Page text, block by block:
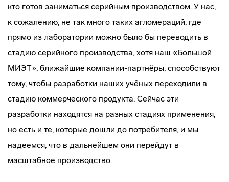
кто готов заниматься серийным производством. У нас,
к сожалению, не так много таких агломераций, где
прямо из лаборатории можно было бы переводить в
стадию серийного производства, хотя наш «Большой
МИЭТ», ближайшие компании-партнёры, способствуют
тому, чтобы разработки наших учёных переходили в
стадию коммерческого продукта. Сейчас эти
разработки находятся на разных стадиях применения,
но есть и те, которые дошли до потребителя, и мы
надеемся, что в дальнейшем они перейдут в
масштабное производство.